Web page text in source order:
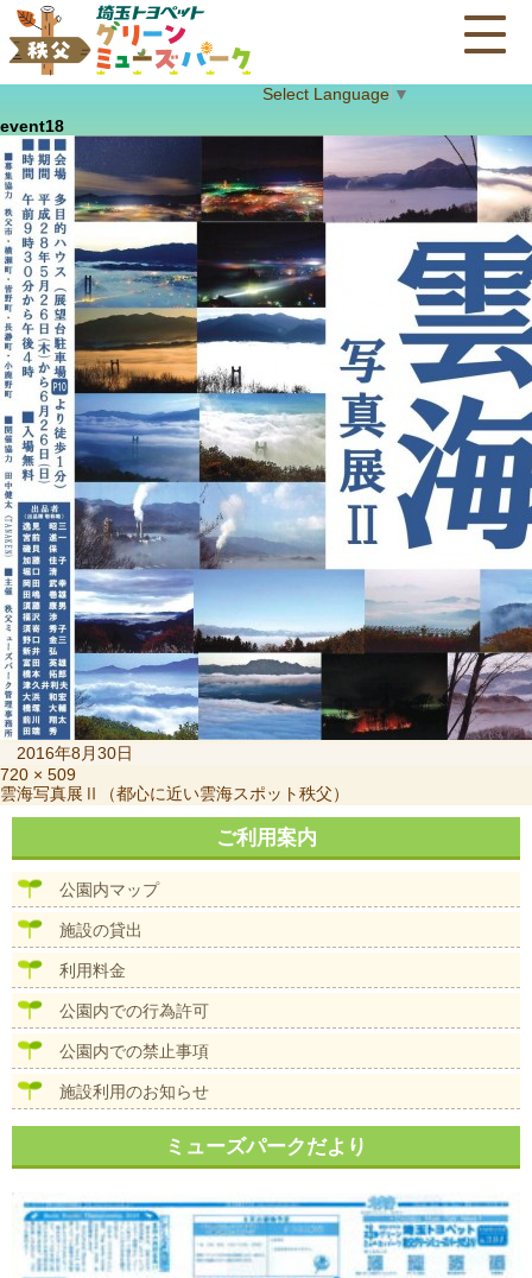
Select Language ▼
event18
稿
日:
2016年8月30日
フ
ル
サ
ズ
720 × 509
投
稿
ビ
雲海写真展Ⅱ（都心に近い雲海スポット秩父）
ご利用案内
公園内マップ
施設の貸出
利用料金
公園内での行為許可
公園内での禁止事項
施設利用のお知らせ
ミューズパークだより